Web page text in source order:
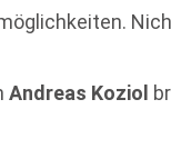
Andreas Koziol